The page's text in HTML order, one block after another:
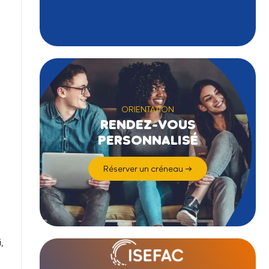
ORIENTATION
RENDEZ-VOUS
PERSONNALISÉ
Réserver un créneau →